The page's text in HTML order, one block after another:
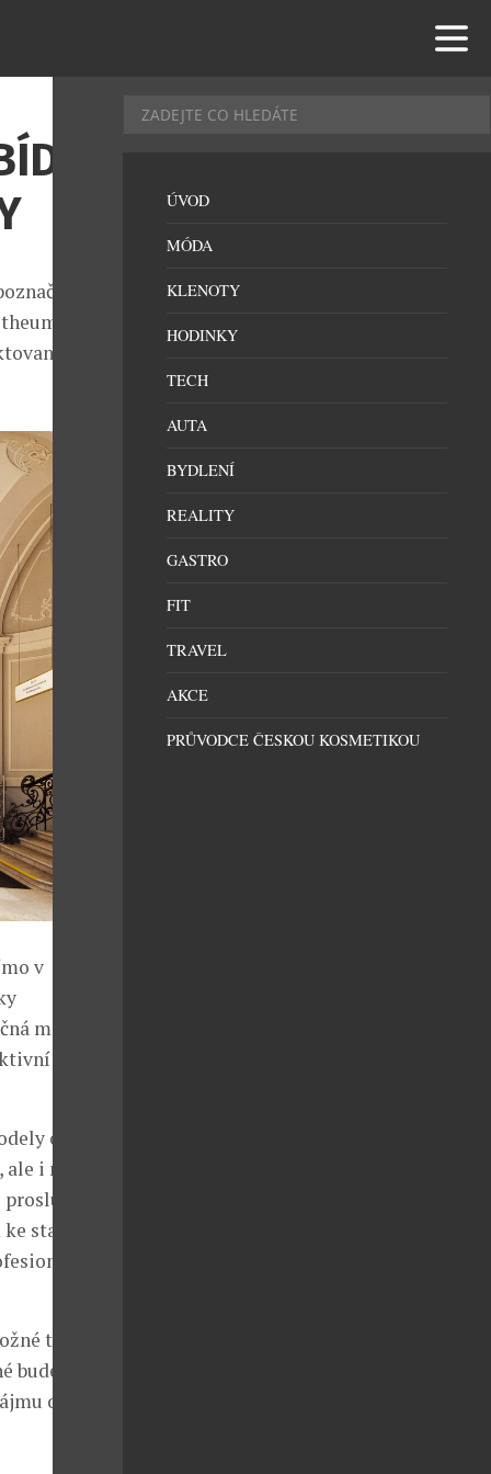
další
v
možnost
jak pro
od
i méně
stavu a
také
bude
o
ÚVOD
MÓDA
KLENOTY
HODINKY
TECH
AUTA
BYDLENÍ
REALITY
GASTRO
FIT
TRAVEL
AKCE
PRŮVODCE ČESKOU KOSMETIKOU